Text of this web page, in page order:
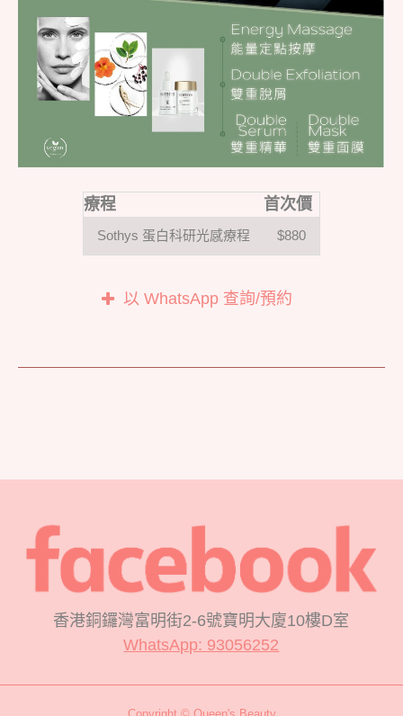
療程 首次價
Sothys 蛋白科研光感療程 $880
以 WhatsApp 查詢/預約
香港銅鑼灣富明街2-6號寶明大廈10樓D室
WhatsApp: 93056252